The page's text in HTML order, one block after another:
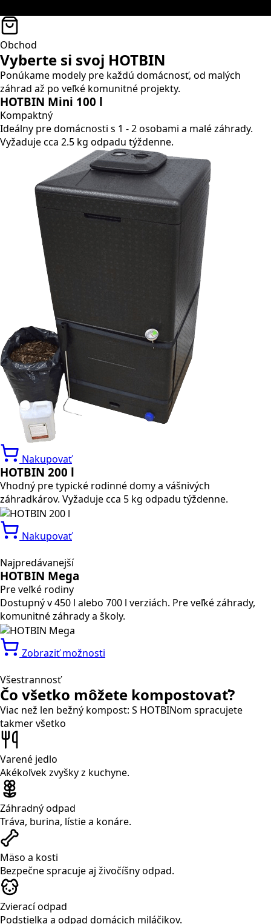
Obchod
Vyberte si svoj HOTBIN
Ponúkame modely pre každú domácnosť, od malých
záhrad až po veľké komunitné projekty.
HOTBIN Mini 100 l
Kompaktný
Ideálny pre domácnosti s 1 - 2 osobami a malé záhrady.
Vyžaduje cca 2.5 kg odpadu týždenne.
Nakupovať
HOTBIN 200 l
Vhodný pre typické rodinné domy a vášnivých
záhradkárov. Vyžaduje cca 5 kg odpadu týždenne.
Nakupovať
Najpredávanejší
HOTBIN Mega
Pre veľké rodiny
Dostupný v 450 l alebo 700 l verziách. Pre veľké záhrady,
komunitné záhrady a školy.
Zobraziť možnosti
Všestrannosť
Čo všetko môžete kompostovať?
Viac než len bežný kompost: S HOTBINom spracujete
takmer všetko
Varené jedlo
Akékoľvek zvyšky z kuchyne.
Záhradný odpad
Tráva, burina, lístie a konáre.
Mäso a kosti
Bezpečne spracuje aj živočíšny odpad.
Zvierací odpad
Podstielka a odpad domácich miláčikov.